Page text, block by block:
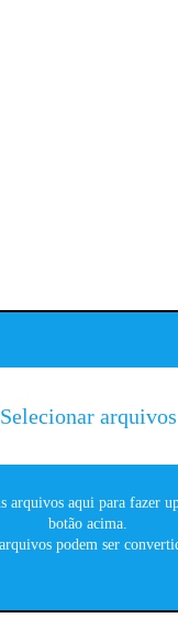
Selecionar arquivos
arquivos aqui para fazer
botão acima.
podem ser